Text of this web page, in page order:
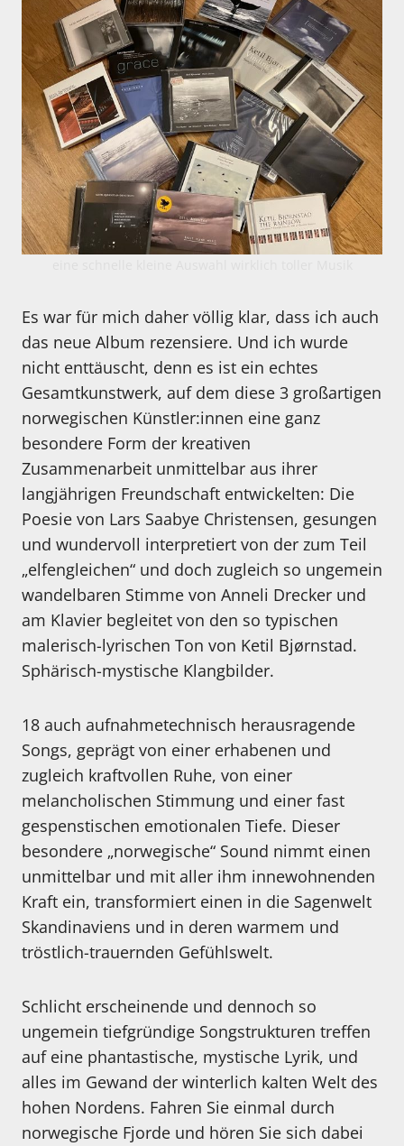
Es war für mich daher völlig klar, dass ich auch
das neue Album rezensiere. Und ich wurde
nicht enttäuscht, denn es ist ein echtes
Gesamtkunstwerk, auf dem diese 3 großartigen
norwegischen Künstler:innen eine ganz
besondere Form der kreativen
Zusammenarbeit unmittelbar aus ihrer
langjährigen Freundschaft entwickelten: Die
Poesie von Lars Saabye Christensen, gesungen
und wundervoll interpretiert von der zum Teil
„elfengleichen“ und doch zugleich so ungemein
wandelbaren Stimme von Anneli Drecker und
am Klavier begleitet von den so typischen
malerisch-lyrischen Ton von Ketil Bjørnstad.
Sphärisch-mystische Klangbilder.
18 auch aufnahmetechnisch herausragende
Songs, geprägt von einer erhabenen und
zugleich kraftvollen Ruhe, von einer
melancholischen Stimmung und einer fast
gespenstischen emotionalen Tiefe. Dieser
besondere „norwegische“ Sound nimmt einen
unmittelbar und mit aller ihm innewohnenden
Kraft ein, transformiert einen in die Sagenwelt
Skandinaviens und in deren warmem und
tröstlich-trauernden Gefühlswelt.
Schlicht erscheinende und dennoch so
ungemein tiefgründige Songstrukturen treffen
auf eine phantastische, mystische Lyrik, und
alles im Gewand der winterlich kalten Welt des
hohen Nordens. Fahren Sie einmal durch
norwegische Fjorde und hören Sie sich dabei